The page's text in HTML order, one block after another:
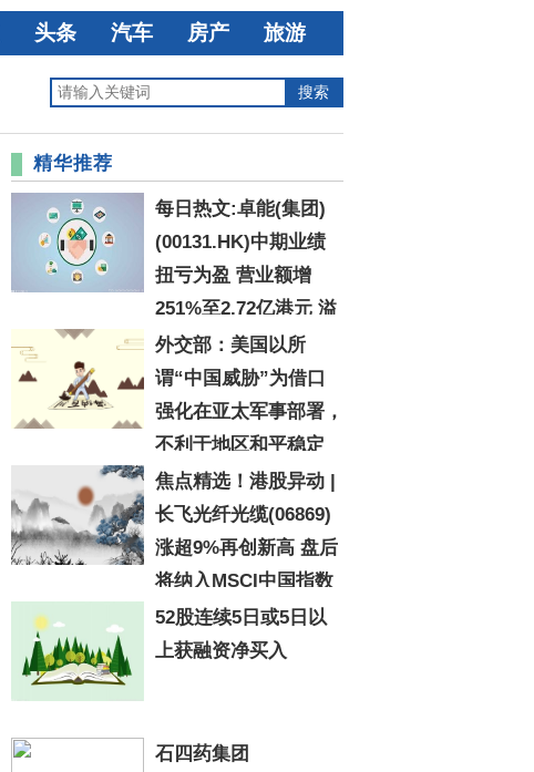
头条 汽车 房产
旅游
精华推荐
每日热文:卓能(集团)
(00131.HK)中期业绩
扭亏为盈 营业额增
251%至2.72亿港元 溢
利1.8亿港元
外交部：美国以所
谓“中国威胁”为借口
强化在亚太军事部署，
不利于地区和平稳定
焦点精选！港股异动 |
长飞光纤光缆(06869)
涨超9%再创新高 盘后
将纳入MSCI中国指数
52股连续5日或5日以
上获融资净买入
石四药集团